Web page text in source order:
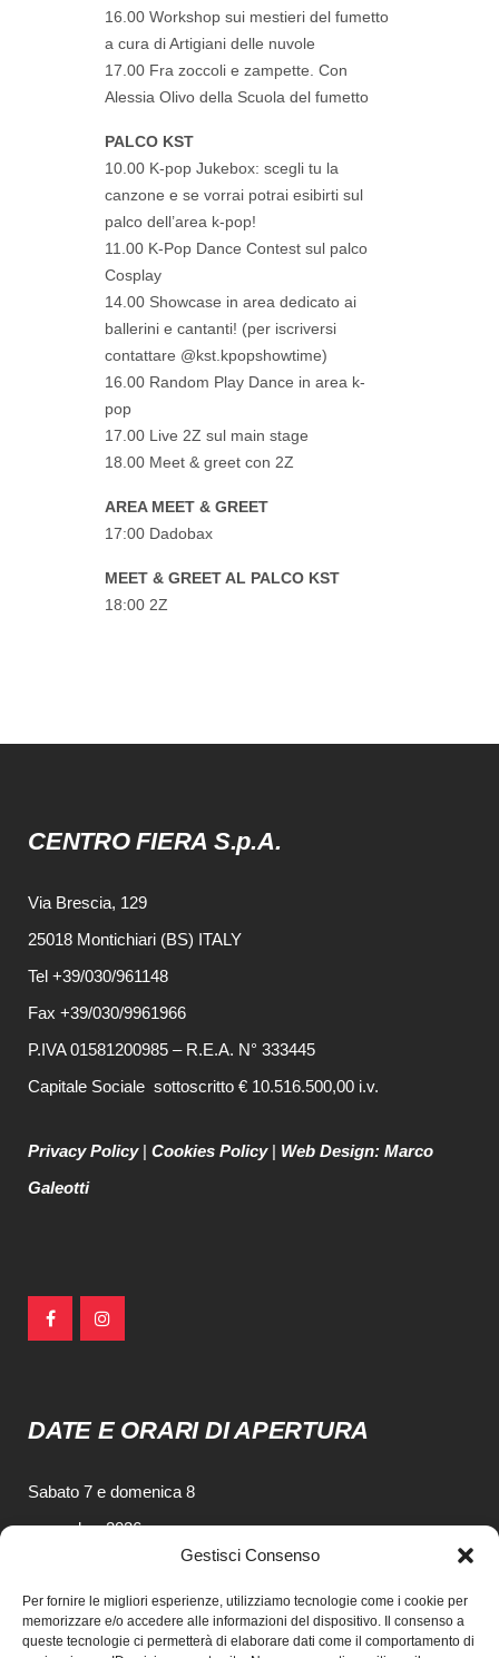
Gestisci Consenso
Per fornire le migliori esperienze, utilizziamo tecnologie come i cookie per
memorizzare e/o accedere alle informazioni del dispositivo. Il consenso a
queste tecnologie ci permetterà di elaborare dati come il comportamento di
16.00 Workshop sui mestieri del fumetto
a cura di Artigiani delle nuvole
17.00 Fra zoccoli e zampette. Con
Alessia Olivo della Scuola del fumetto
PALCO KST
10.00 K-pop Jukebox: scegli tu la
canzone e se vorrai potrai esibirti sul
palco dell’area k-pop!
11.00 K-Pop Dance Contest sul palco
Cosplay
14.00 Showcase in area dedicato ai
ballerini e cantanti! (per iscriversi
contattare @kst.kpopshowtime)
16.00 Random Play Dance in area k-
pop
17.00 Live 2Z sul main stage
18.00 Meet & greet con 2Z
AREA MEET & GREET
17:00 Dadobax
MEET & GREET AL PALCO KST
18:00 2Z
CENTRO FIERA S.p.A.
Via Brescia, 129
25018 Montichiari (BS) ITALY
Tel +39/030/961148
Fax +39/030/9961966
P.IVA 01581200985 – R.E.A. N° 333445
Capitale Sociale sottoscritto € 10.516.500,00 i.v.
Privacy Policy| Cookies Policy| Web Design: Marco
Galeotti
DATE E ORARI DI APERTURA
Sabato 7 e domenica 8
novembre 2026